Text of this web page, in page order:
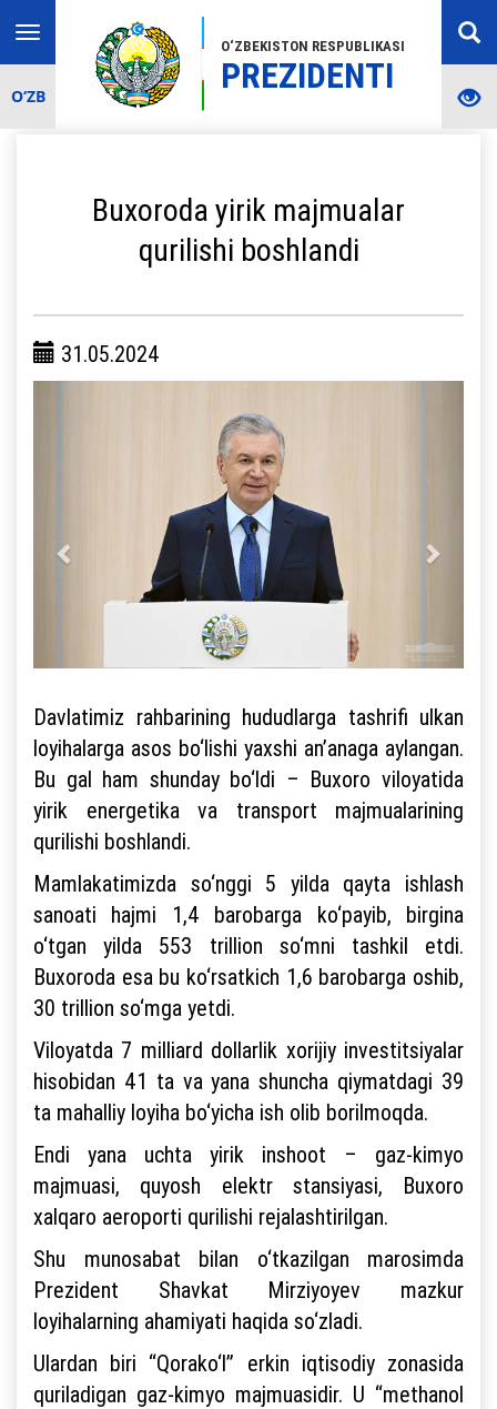
O‘ZBEKISTON RESPUBLIKASI
PREZIDENTI
Toggle
navigation
O‘ZB
Buxoroda yirik majmualar
qurilishi boshlandi
31.05.2024
Davlatimiz rahbarining hududlarga tashrifi ulkan
loyihalarga asos bo‘lishi yaxshi an’anaga aylangan.
Bu gal ham shunday bo‘ldi – Buxoro viloyatida
yirik energetika va transport majmualarining
qurilishi boshlandi.
Mamlakatimizda so‘nggi 5 yilda qayta ishlash
sanoati hajmi 1,4 barobarga ko‘payib, birgina
o‘tgan yilda 553 trillion so‘mni tashkil etdi.
Buxoroda esa bu ko‘rsatkich 1,6 barobarga oshib,
30 trillion so‘mga yetdi.
Viloyatda 7 milliard dollarlik xorijiy investitsiyalar
hisobidan 41 ta va yana shuncha qiymatdagi 39
ta mahalliy loyiha bo‘yicha ish olib borilmoqda.
Endi yana uchta yirik inshoot – gaz-kimyo
majmuasi, quyosh elektr stansiyasi, Buxoro
xalqaro aeroporti qurilishi rejalashtirilgan.
Shu munosabat bilan o‘tkazilgan marosimda
Prezident Shavkat Mirziyoyev mazkur
loyihalarning ahamiyati haqida so‘zladi.
Ulardan biri “Qorako‘l” erkin iqtisodiy zonasida
quriladigan gaz-kimyo majmuasidir. U “methanol